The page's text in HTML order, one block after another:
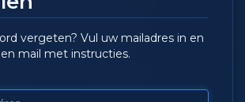
vergeten? Vul uw mailadres in en
mail met instructies.